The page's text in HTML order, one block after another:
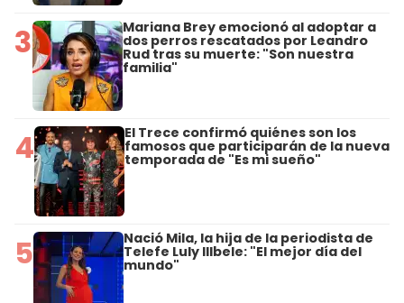
3 Mariana Brey emocionó al adoptar a
dos perros rescatados por Leandro
Rud tras su muerte: "Son nuestra
familia"
4 El Trece confirmó quiénes son los
famosos que participarán de la nueva
temporada de "Es mi sueño"
5 Nació Mila, la hija de la periodista de
Telefe Luly Illbele: "El mejor día del
mundo"